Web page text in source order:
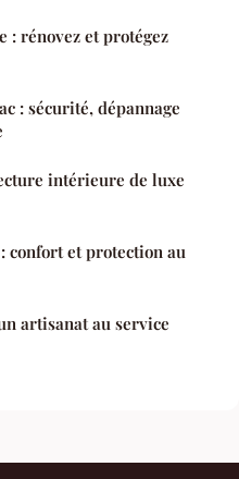
: rénovez et protégez
: sécurité, dépannage
intérieure de luxe
confort et protection au
artisanat au service